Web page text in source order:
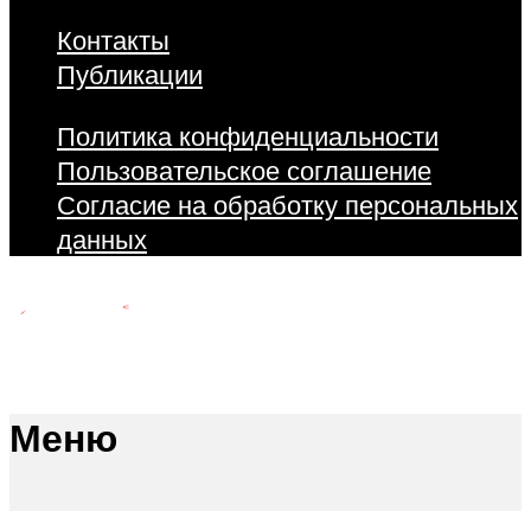
Контакты
Публикации
Политика конфиденциальности
Пользовательское соглашение
Согласие на обработку персональных
данных
Меню